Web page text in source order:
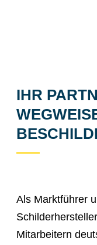
IHR
Als Marktführer
Mitarbeitern